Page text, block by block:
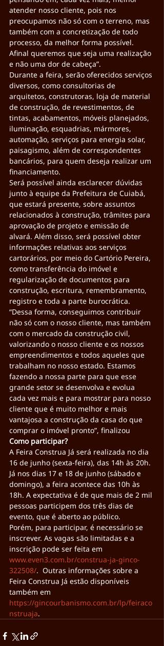
atender nosso cliente, pois nos
preocupamos não só com o terreno, mas
também com a concretização de todo
processo, da melhor forma possível.
Afinal queremos que seja uma realização
e não uma dor de cabeça”.
Durante a feira, serão oferecidos serviços
diversos, como consultorias de
arquitetos, construtoras, loja de material
de construção, de revestimentos, de
tintas, acabamentos, móveis planejados,
iluminação, esquadrias, mármores,
automação, serviços para energia solar,
paisagismo, além de correspondentes
bancários, para quem deseja realizar um
financiamento.
Será possível ainda esclarecer dúvidas
junto à equipe da Prefeitura de Cuiabá,
que estará presente, sobre assuntos
relacionados à construção, trâmites para
aprovação de projeto e emissão de
alvará. Além disso, será possível obter
informações relativas aos serviços
cartorários, por meio do Cartório Pereira,
como transferência do imóvel e
regularização de documentos para
construção, escritura, remembramento,
registro e toda a parte burocrática.
“Dessa forma, conseguimos contribuir
não só com o nosso cliente, mas também
com o mercado da construção civil,
valorizando o nosso cliente e os nossos
empreendimentos e todos aqueles que
trabalham no nosso estado. Estamos
fazendo a nossa parte para que esse
grande setor se desenvolva e evolua
cada vez mais e para mostrar para nosso
cliente que é muito melhor e mais
vantajosa a construção da casa do que
comprar o imóvel pronto”, finalizou
Como participar?
A Feira Construa Já será realizada no dia
16 de junho (sexta-feira), das 14h às 20h.
Já nos dias 17 e 18 de junho (sábado e
domingo), a feira acontece das 10h às
18h. A expectativa é de que mais de 2 mil
pessoas participem dos três dias de
evento, que é aberto ao público.
Porém, para participar, é necessário se
inscrever. As vagas são limitadas e a
inscrição pode ser feita em
www.even3.com.br/construa-ja-ginco-
322508/.  Outras informações sobre a
Feira Construa Já estão disponíveis
também em
https://gincourbanismo.com.br/lp/feiraco
nstruaja.